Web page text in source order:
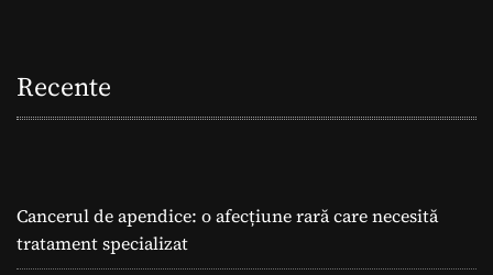
Recente
Cancerul de apendice: o afecțiune rară care necesită
tratament specializat